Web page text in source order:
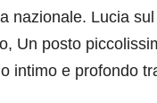
nazionale. Lucia
Un posto
intimo e profondo